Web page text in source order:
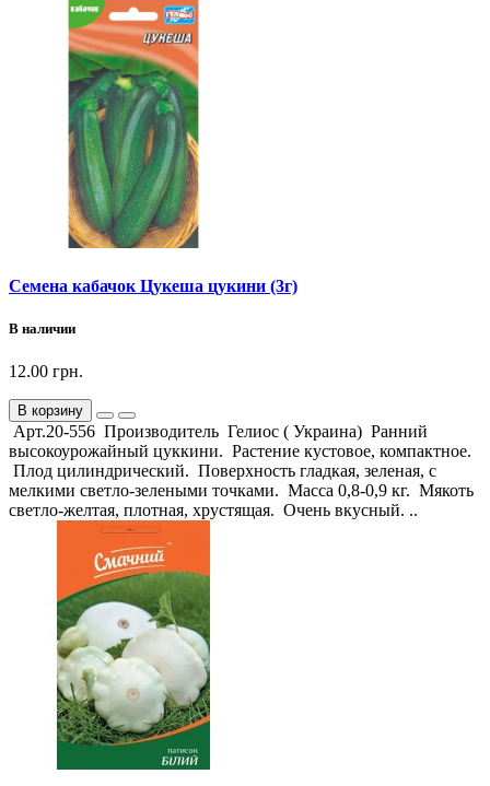
Семена кабачок Цукеша цукини (3г)
В наличии
12.00 грн.
В корзину
Арт.20-556 Производитель Гелиос ( Украина) Ранний
высокоурожайный цуккини. Растение кустовое, компактное.
Плод цилиндрический. Поверхность гладкая, зеленая, с
мелкими светло-зелеными точками. Масса 0,8-0,9 кг. Мякоть
светло-желтая, плотная, хрустящая. Очень вкусный. ..